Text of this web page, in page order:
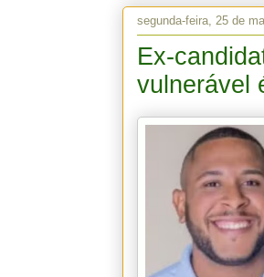
segunda-feira, 25 de
Ex-
vulnerável